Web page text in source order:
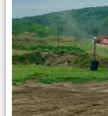
Spa